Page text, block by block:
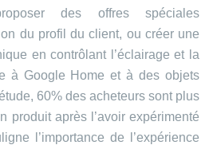
des offres spéciales
du profil du client, ou créer une
en contrôlant l’éclairage et la
à Google Home et à des objets
60% des acheteurs sont plus
produit après l’avoir expérimenté
l’importance de l’expérience